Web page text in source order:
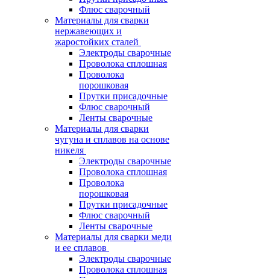
Флюс сварочный
Материалы для сварки
нержавеющих и
жаростойких сталей
Электроды сварочные
Проволока сплошная
Проволока
порошковая
Прутки присадочные
Флюс сварочный
Ленты сварочные
Материалы для сварки
чугуна и сплавов на основе
никеля
Электроды сварочные
Проволока сплошная
Проволока
порошковая
Прутки присадочные
Флюс сварочный
Ленты сварочные
Материалы для сварки меди
и ее сплавов
Электроды сварочные
Проволока сплошная